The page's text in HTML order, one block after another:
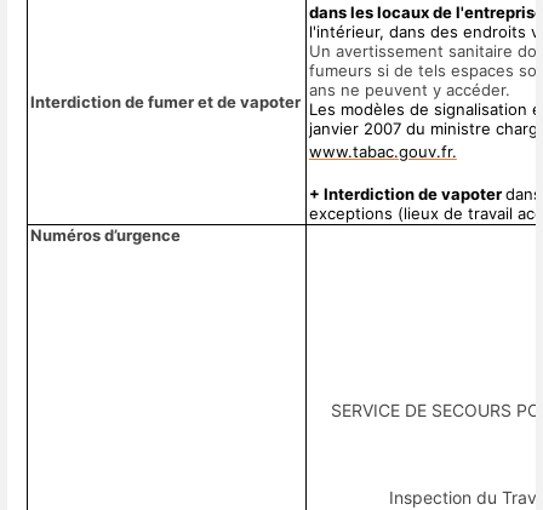
Interdiction de fumer et de vapoter
dans les locaux de l'entreprise
l'intérieur, dans des endroits
Un avertissement sanitaire
fumeurs si de tels espaces
ans ne peuvent y accéder.
Les modèles de signalisation
janvier 2007 du ministre
www.tabac.gouv.fr.
+ Interdiction de vapoter
exceptions (lieux de travail
Numéros d’urgence
SERVICE DE SECOURS
Inspection du